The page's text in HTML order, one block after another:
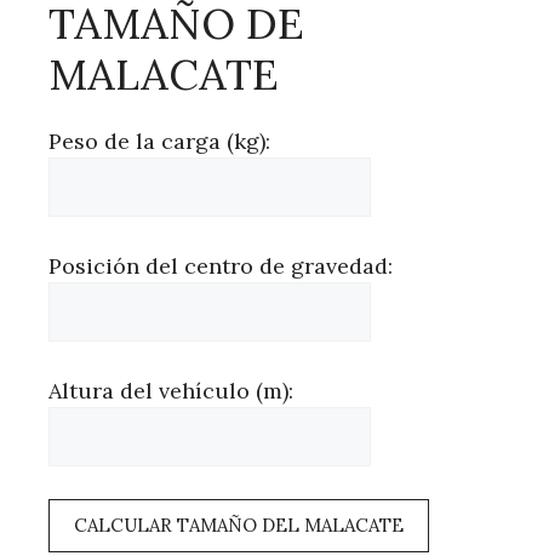
TAMAÑO DE
MALACATE
Peso de la carga (kg):
Posición del centro de gravedad:
Altura del vehículo (m):
CALCULAR TAMAÑO DEL MALACATE